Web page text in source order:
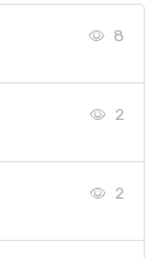
8
2
2